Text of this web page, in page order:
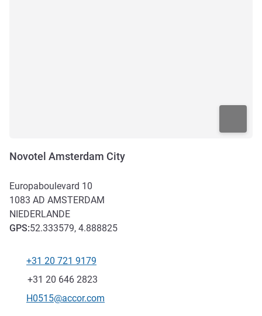
Novotel Amsterdam City
Europaboulevard 10
1083 AD AMSTERDAM
NIEDERLANDE
GPS:52.333579, 4.888825
+31 20 721 9179
Fax
+31 20 646 2823
Kontakt-E-Mail
H0515@accor.com